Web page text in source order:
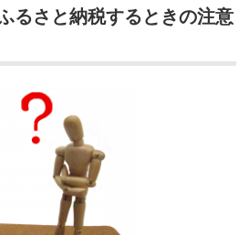
るさと納税するときの注意